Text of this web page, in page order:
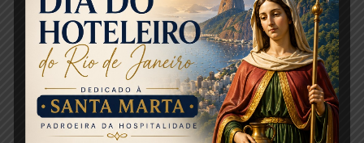
nos empenhamos na educação ambiental de
crianças e adultos”, explica Raphael Lobo,
diretor de Operações do AquaRio.
Confira a programação completa:
20/1: Abertura com o Rico de Souza